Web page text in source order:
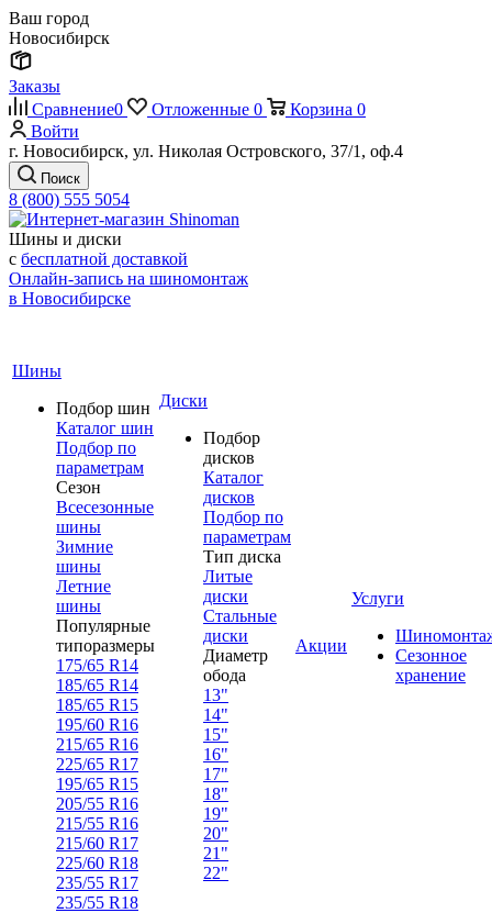
Ваш город
Новосибирск
Заказы
Сравнение0 Отложенные 0 Корзина 0
Войти
г. Новосибирск, ул. Николая Островского, 37/1, оф.4
Поиск
8 (800) 555 5054
Шины и диски
с бесплатной доставкой
Онлайн-запись на шиномонтаж
в Новосибирске
Шины
Подбор шин
Каталог шин
Подбор по
параметрам
Сезон
Всесезонные
шины
Зимние
шины
Летние
шины
Популярные
типоразмеры
175/65 R14
185/65 R14
185/65 R15
195/60 R16
215/65 R16
225/65 R17
195/65 R15
205/55 R16
215/55 R16
215/60 R17
225/60 R18
235/55 R17
235/55 R18
Диски
Подбор
дисков
Каталог
дисков
Подбор по
параметрам
Тип диска
Литые
диски
Стальные
диски
Диаметр
обода
13"
14"
15"
16"
17"
18"
19"
20"
21"
22"
Акции
Услуги
Сезонное
хранение